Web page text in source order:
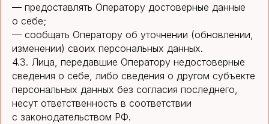
— предоставлять Оператору достоверные данные
о себе;
— сообщать Оператору об уточнении (обновлении,
изменении) своих персональных данных.
4.3. Лица, передавшие Оператору недостоверные
сведения о себе, либо сведения о другом субъекте
персональных данных без согласия последнего,
несут ответственность в соответствии
с законодательством РФ.